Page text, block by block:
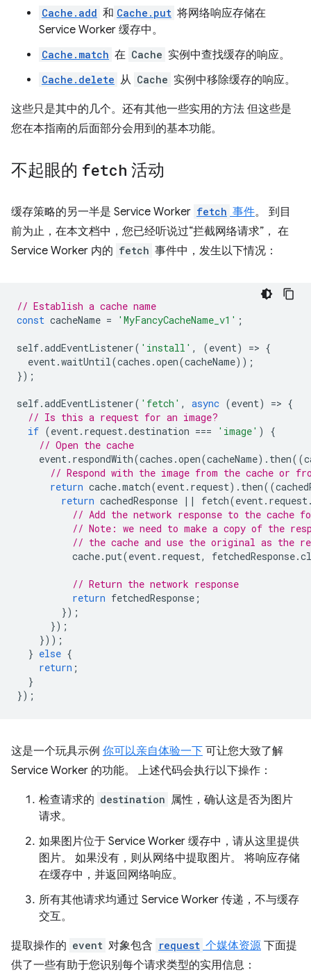
Cache.add 和 Cache.put 将网络响应存储在
Service Worker 缓存中。
Cache.match 在 Cache 实例中查找缓存的响应。
Cache.delete 从 Cache 实例中移除缓存的响应。
这些只是其中的几个。还有其他一些实用的方法 但这些是
您在本指南的后面部分会用到的基本功能。
不起眼的 fetch 活动
缓存策略的另一半是 Service Worker fetch 事件。 到目
前为止，在本文档中，您已经听说过“拦截网络请求”， 在
Service Worker 内的 fetch 事件中，发生以下情况：
// Establish a cache name
const cacheName = 'MyFancyCacheName_v1' ;
self.addEventListener( 'install' , (event) => {
event.waitUntil(caches .open(cacheName));
});
self.addEventListener( 'fetch' , async (event) => {
// Is this a request for an image?
if (event. request.destination === 'image' )
{
// Open the cache
event. respondWith(caches .open(cacheName). then((
// Respond with the image from the cache or
return cache.match(event. request). then((
return cachedResponse || fetch(event. request
// Add the network response to the
// Note: we need to make a copy of the
// the cache and use the original as the
cache.put(event. request, fetchedResponse.
// Return the network response
return fetchedResponse ;
});
});
}));
} else {
return ;
}
});
这是一个玩具示例 你可以亲自体验一下 可让您大致了解
Service Worker 的功能。 上述代码会执行以下操作：
检查请求的 destination 属性，确认这是否为图片
请求。
如果图片位于 Service Worker 缓存中，请从这里提供
图片。 如果没有，则从网络中提取图片。 将响应存储
在缓存中，并返回网络响应。
所有其他请求均通过 Service Worker 传递，不与缓存
交互。
提取操作的 event 对象包含 request 个媒体资源 下面提
供了一些有助于您识别每个请求类型的实用信息：